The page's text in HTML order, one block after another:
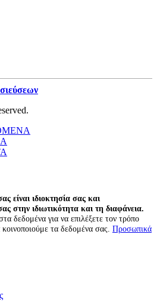
είναι ιδιοκτησία σας και
στην ιδιωτικότητα και τη διαφάνεια.
δεδομένα για να επιλέξετε τον τρόπο
τα δεδομένα σας. Προσωπικά